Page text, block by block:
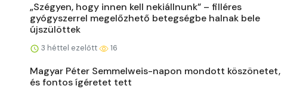
„Szégyen, hogy innen kell nekiállnunk” – filléres
gyógyszerrel megelőzhető betegségbe halnak bele
újszülöttek
3 héttel ezelőtt 16
Magyar Péter Semmelweis-napon mondott köszönetet,
és fontos ígéretet tett